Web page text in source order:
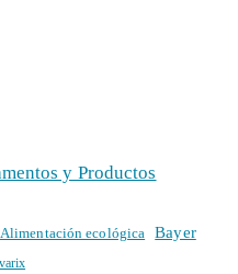
y Productos
Alimentación ecológica Bayer